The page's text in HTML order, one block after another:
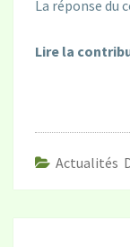
La réponse du
Lire la
Actualités